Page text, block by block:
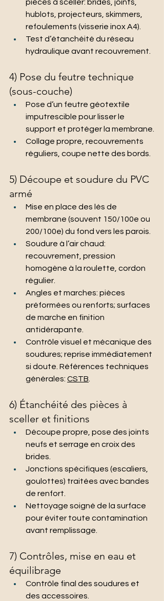
pièces à sceller: brides, joints,
hublots, projecteurs, skimmers,
refoulements (visserie inox A4).
Test d’étanchéité du réseau
hydraulique avant recouvrement.
4) Pose du feutre technique
(sous-couche)
Pose d’un feutre géotextile
imputrescible pour lisser le
support et protéger la membrane.
Collage propre, recouvrements
réguliers, coupe nette des bords.
5) Découpe et soudure du PVC
armé
Mise en place des lés de
membrane (souvent 150/100e ou
200/100e) du fond vers les parois.
Soudure à l’air chaud:
recouvrement, pression
homogène à la roulette, cordon
régulier.
Angles et marches: pièces
préformées ou renforts; surfaces
de marche en finition
antidérapante.
Contrôle visuel et mécanique des
soudures; reprise immédiatement
si doute. Références techniques
générales: CSTB
6) Étanchéité des pièces à
sceller et finitions
Découpe propre, pose des joints
neufs et serrage en croix des
brides.
Jonctions spécifiques (escaliers,
goulottes) traitées avec bandes
de renfort.
Nettoyage soigné de la surface
pour éviter toute contamination
avant remplissage.
7) Contrôles, mise en eau et
équilibrage
Contrôle final des soudures et
des accessoires.